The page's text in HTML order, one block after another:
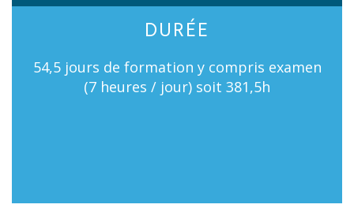
DURÉE
54,5 jours de formation y compris examen
(7 heures / jour) soit 381,5h